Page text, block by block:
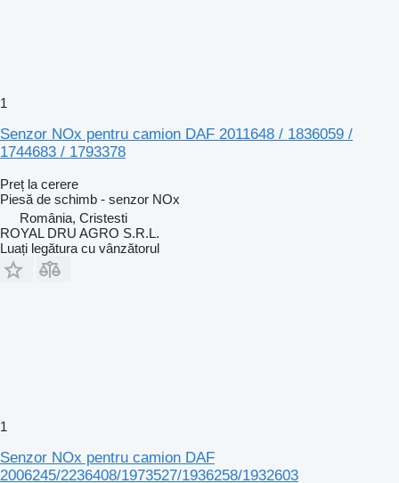
1
Senzor NOx pentru camion DAF 2011648 / 1836059 /
1744683 / 1793378
Preț la cerere
Piesă de schimb - senzor NOx
România, Cristesti
ROYAL DRU AGRO S.R.L.
Luați legătura cu vânzătorul
1
Senzor NOx pentru camion DAF
2006245/2236408/1973527/1936258/1932603